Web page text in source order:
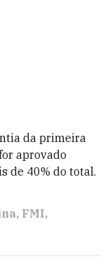
da primeira
aprovado
de 40% do total.
FMI